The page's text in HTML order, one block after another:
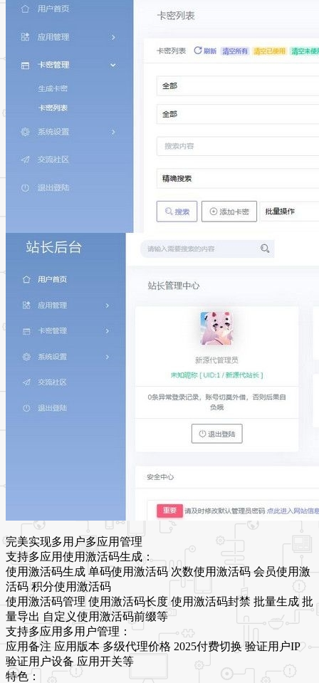
完美实现多用户多应用管理
支持多应用使用激活码生成：
使用激活码生成 单码使用激活码 次数使用激活码 会员使用激
活码 积分使用激活码
使用激活码管理 使用激活码长度 使用激活码封禁 批量生成 批
量导出 自定义使用激活码前缀等
支持多应用多用户管理：
应用备注 应用版本 多级代理价格 2025付费切换 验证用户IP
验证用户设备 应用开关等
特色：